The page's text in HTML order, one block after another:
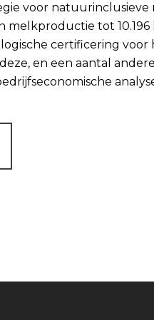
voor
tot 10.196
certificering
en een aantal